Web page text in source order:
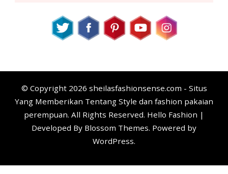
© Copyright 2026 sheilasfashionsense.com - Situs
Yang Memberikan Tentang Style dan fashion pakaian
perempuan. All Rights Reserved. Hello Fashion |
Developed By Blossom Themes. Powered by
WordPress.